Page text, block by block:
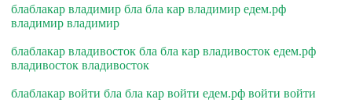
блаблакар владимир бла бла кар владимир едем.рф
владимир владимир
блаблакар владивосток бла бла кар владивосток едем.рф
владивосток владивосток
блаблакар войти бла бла кар войти едем.рф войти войти